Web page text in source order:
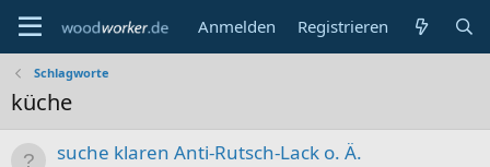
Anmelden Registrieren
Schlagworte
küche
suche klaren Anti-Rutsch-Lack o. Ä.